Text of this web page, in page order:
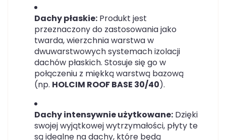
Dachy płaskie: Produkt jest
przeznaczony do zastosowania jako
twarda, wierzchnia warstwa w
dwuwarstwowych systemach izolacji
dachów płaskich. Stosuje się go w
połączeniu z miękką warstwą bazową
(np. HOLCIM ROOF BASE 30/40).
Dachy intensywnie użytkowane: Dzięki
swojej wyjątkowej wytrzymałości, płyty te
są idealne na dachy, które będą